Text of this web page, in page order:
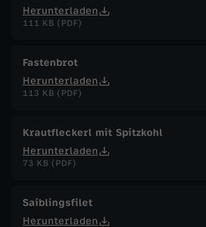
Herunterladen
111 KB (PDF)
Fastenbrot
Herunterladen
113 KB (PDF)
Krautfleckerl mit Spitzkohl
Herunterladen
73 KB (PDF)
Saiblingsfilet
Herunterladen